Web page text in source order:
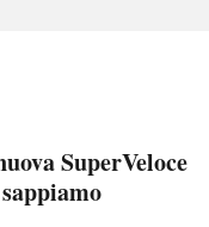
SuperVeloce